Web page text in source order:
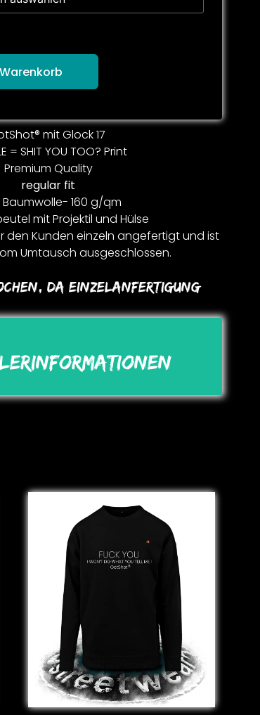
mit Glock 17
= SHIT YOU TOO? Print
Premium Quality
regular fit
Baumwolle- 160 g/qm
mit Projektil und Hülse
den Kunden einzeln angefertigt und ist
Umtausch ausgeschlossen.
Da Einzelanfertigung